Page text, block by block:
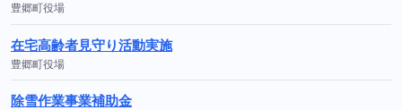
豊郷町役場
在宅高齢者見守り活動実施
豊郷町役場
除雪作業事業補助金